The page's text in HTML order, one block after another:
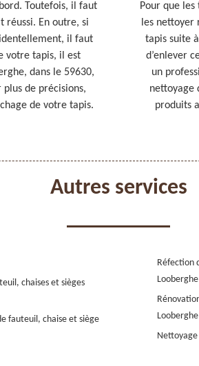
Toutefois, il faut
réussi. En outre, si
il faut
votre tapis, il est
dans le 59630,
de précisions,
de votre tapis.
Pour que
les nettoyer
tapis suite
d’enlever
un
nettoyage
produits
Autres services
chaises et sièges
fauteuil, chaise et siège
Réfection
Looberghe
Looberghe